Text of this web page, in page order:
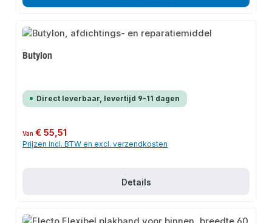
Butylon
Direct leverbaar, levertijd 9-11 dagen
Normale prijs:
Van€ 55,51
Prijzen incl. BTW en excl. verzendkosten
Details